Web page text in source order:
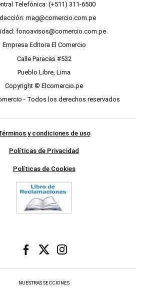
Telefónica: (+511) 311-6500
mag@comercio.com.pe
fonoavisos@comercio.com.pe
Empresa Editora El Comercio
Calle Paracas #532
Pueblo Libre, Lima
Copyright © Elcomercio.pe
- Todos los derechos reservados
y condiciones de uso
Políticas de Privacidad
Políticas de Cookies
NUESTRAS SECCIONES